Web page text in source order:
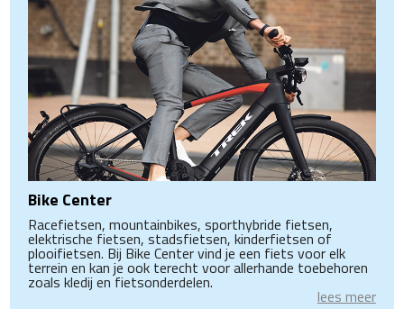
Bike Center
Racefietsen, mountainbikes, sporthybride fietsen,
elektrische fietsen, stadsfietsen, kinderfietsen of
plooifietsen. Bij Bike Center vind je een fiets voor elk
terrein en kan je ook terecht voor allerhande toebehoren
zoals kledij en fietsonderdelen.
lees meer